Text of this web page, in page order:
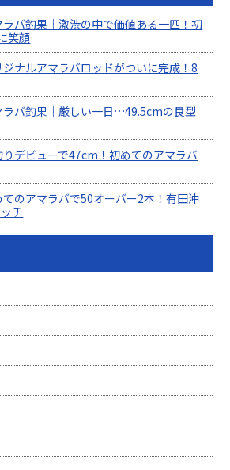
ラバ釣果｜激渋の中で価値ある一匹！初
笑顔
ジナルアマラバロッドがついに完成！8
ラバ釣果｜厳しい一日…49.5cmの良型
りデビューで47cm！初めてのアマラバ
てのアマラバで50オーバー2本！有田沖
チ